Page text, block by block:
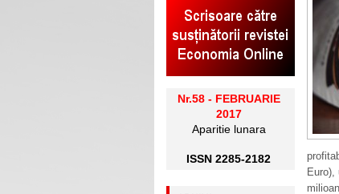
Nr.58 - FEBRUARIE
2017
Aparitie lunara
ISSN 2285-2182